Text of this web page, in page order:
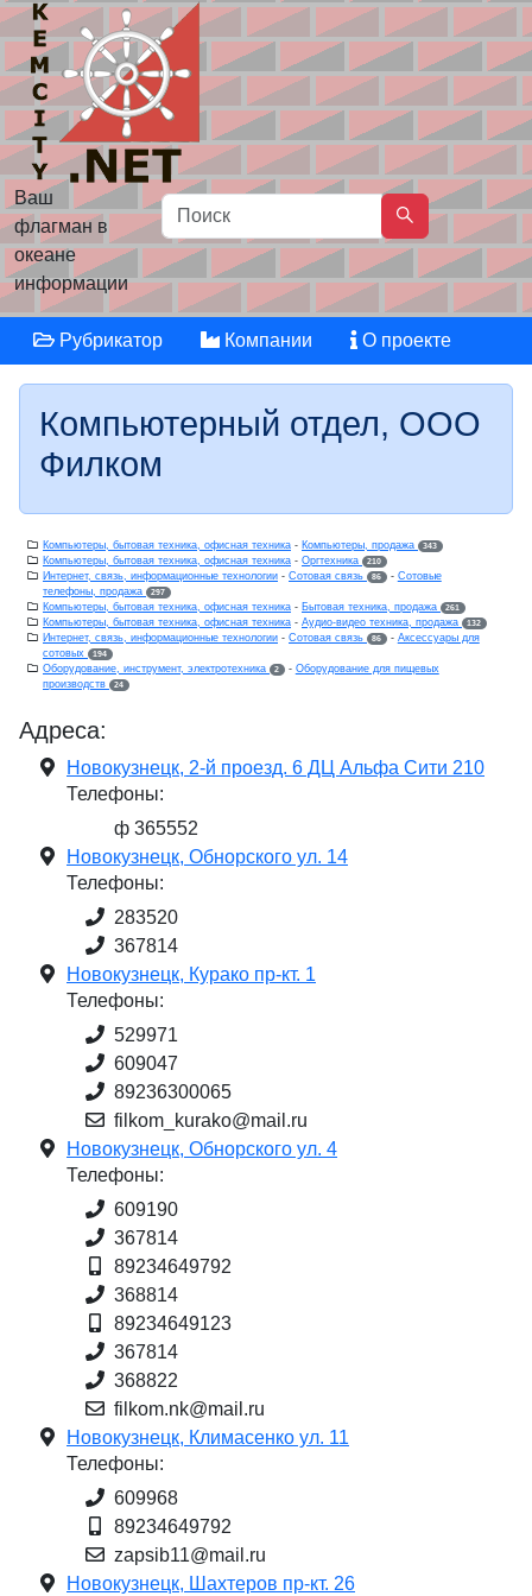
Ваш
флагман в
океане
информации
Рубрикатор Компании О проекте
Компьютерный отдел, ООО
Филком
Компьютеры, бытовая техника, офисная техника - Компьютеры, продажа 343
Компьютеры, бытовая техника, офисная техника - Оргтехника 210
Интернет, связь, информационные технологии - Сотовая связь 86 - Сотовые
телефоны, продажа
297
Компьютеры, бытовая техника, офисная техника - Бытовая техника, продажа 261
Компьютеры, бытовая техника, офисная техника - Аудио-видео техника, продажа 132
Интернет, связь, информационные технологии - Сотовая связь 86 - Аксессуары для
сотовых
194
Оборудование, инструмент, электротехника 2 - Оборудование для пищевых
производств
24
Адреса:
Новокузнецк, 2-й проезд. 6 ДЦ Альфа Сити 210
Телефоны:
ф 365552
Новокузнецк, Обнорского ул. 14
Телефоны:
283520
367814
Новокузнецк, Курако пр-кт. 1
Телефоны:
529971
609047
89236300065
filkom_kurako@mail.ru
Новокузнецк, Обнорского ул. 4
Телефоны:
609190
367814
89234649792
368814
89234649123
367814
368822
filkom.nk@mail.ru
Новокузнецк, Климасенко ул. 11
Телефоны:
609968
89234649792
zapsib11@mail.ru
Новокузнецк, Шахтеров пр-кт. 26